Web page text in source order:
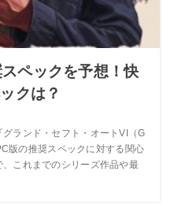
ペックを予想！快
クは？
ランド・セフト・オートVI（G
版の推奨スペックに対する関心
これまでのシリーズ作品や最